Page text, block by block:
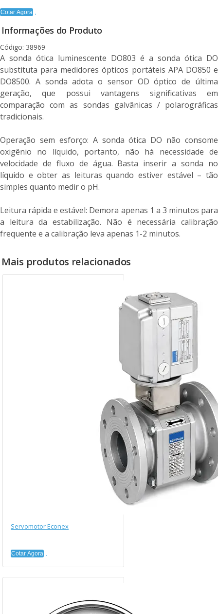
Cotar Agora
Informações do Produto
Código: 38969
A sonda ótica luminescente DO803 é a sonda ótica DO
substituta para medidores ópticos portáteis APA DO850 e
DO8500. A sonda adota o sensor OD óptico de última
geração, que possui vantagens significativas em
comparação com as sondas galvânicas / polarográficas
tradicionais.
Operação sem esforço: A sonda ótica DO não consome
oxigênio no líquido, portanto, não há necessidade de
velocidade de fluxo de água. Basta inserir a sonda no
líquido e obter as leituras quando estiver estável – tão
simples quanto medir o pH.
Leitura rápida e estável: Demora apenas 1 a 3 minutos para
a leitura da estabilização. Não é necessária calibração
frequente e a calibração leva apenas 1-2 minutos.
Mais produtos relacionados
Servomotor Econex
Cotar Agora